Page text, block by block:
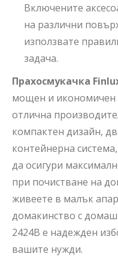
Включените
на различни
използвате
задача.
Прахосмукачка
мощен и икономичен
отлична
компактен дизайн,
контейнерна
да осигури
при почистване на
живеете в малък
домакинство с
2424B е надежден
вашите нужди.